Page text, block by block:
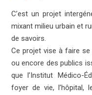
C’est un projet
mixant milieu urbain et
de savoirs.
Ce projet vise à faire
ou encore des publics
que l’Institut Médico-
foyer de vie, l’hôpital,